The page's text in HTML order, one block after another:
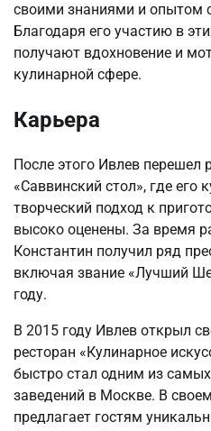
своими знаниями и опытом
Благодаря его участию в
получают вдохновение и
кулинарной сфере.
Карьера
После этого Ивлев перешел
«Саввинский стол», где его
творческий подход к
высоко оценены. За время
Константин получил ряд
включая звание «Лучший
году.
В 2015 году Ивлев открыл
ресторан «Кулинарное
быстро стал одним из
заведений в Москве. В
предлагает гостям